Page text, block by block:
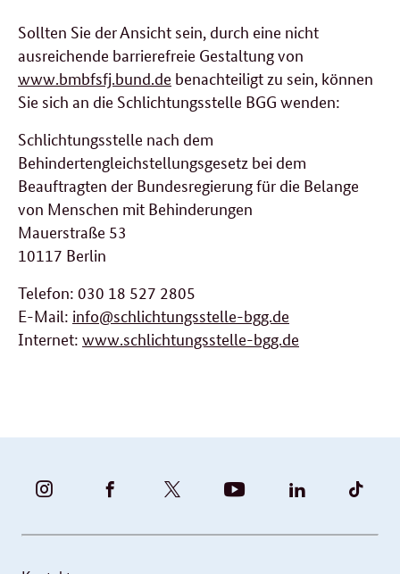
Sollten Sie der Ansicht sein, durch eine nicht
ausreichende barrierefreie Gestaltung von
www.bmbfsfj.bund.de benachteiligt zu sein, können
Sie sich an die Schlichtungsstelle BGG wenden:
Schlichtungsstelle nach dem
Behindertengleichstellungsgesetz bei dem
Beauftragten der Bundesregierung für die Belange
von Menschen mit Behinderungen
Mauerstraße 53
10117 Berlin
Telefon: 030 18 527 2805
E-Mail: info@schlichtungsstelle-bgg.de
Internet: www.schlichtungsstelle-bgg.de
BUNDESFAMILIENMINISTERIUM
INSTAGRAM
BUNDESFAMILIENMINISTERIUM
FACEBOOK
FAMILIENMINISTERIUM
|
BMBFSFJ
YOUTUBE
BMFSFJ
LINKEDIN